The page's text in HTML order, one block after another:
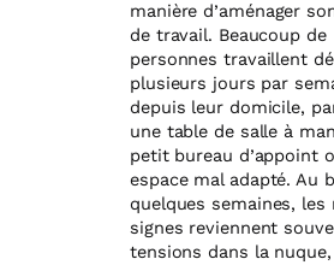
manière d’aménager
de travail. Beaucoup de
personnes travaillent
plusieurs jours par
depuis leur domicile,
une table de salle à
petit bureau d’appoint
espace mal adapté. Au
quelques semaines, les
signes reviennent
tensions dans la nuque,